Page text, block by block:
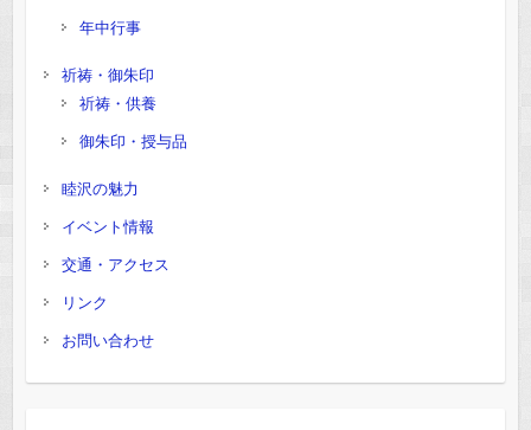
年中行事
祈祷・御朱印
祈祷・供養
御朱印・授与品
睦沢の魅力
イベント情報
交通・アクセス
リンク
お問い合わせ